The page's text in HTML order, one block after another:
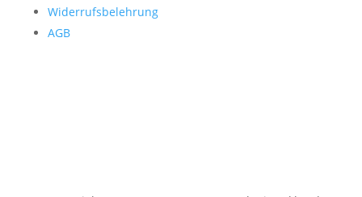
Widerrufsbelehrung
AGB